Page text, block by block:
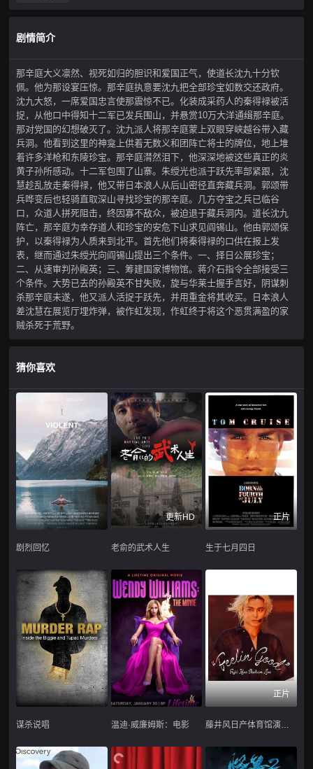
剧情简介
那辛庭大义凛然、视死如归的胆识和爱国正气，使道长沈九十分钦
佩。他为那设宴压惊。那辛庭执意要沈九把全部珍宝如数交还政府。
沈九大怒，一席爱国忠言使那震惊不已。化装成采药人的秦得禄被活
捉，从他口中得知十二军已发兵围山，并悬赏10万大洋通缉那辛庭。
那对党国的幻想破灭了。沈九派人将那辛庭蒙上双眼穿峡越谷带入藏
兵洞。他看到这里的神龛上供着无数义和团阵亡将士的牌位，地上堆
着许多洋枪和东陵珍宝。那辛庭潸然泪下，他深深地被这些真正的炎
黄子孙所感动。十二军包围了山寨。朱绶光也派于跃先率部紧跟，沈
慧趁乱放走秦得禄，他又带日本浪人从后山密径直奔藏兵洞。郭颂带
兵哗变后也轻骑直取深山寻找珍宝的那辛庭。几方夺宝之兵已临谷
口，众道人拼死阻击，终因寡不敌众，被迫退于藏兵洞内。道长沈九
阵亡，那辛庭为幸存道人和珍宝的安危下山求见阎锡山。他由郭颂保
护，以秦得禄为人质来到北平。首先他们将秦得禄的口供在报上发
表，继而通过朱绶光向阎锡山提出三个条件。一、择日公展珍宝；
二、从速审判孙殿英；三、筹建国家博物馆。蒋介石指令全部接受三
个条件。大势已去的孙殿英不甘失败，旋与华莱士握手言好，阴谋刺
杀那辛庭未遂，他又派人活捉于跃先，并用重金将其收买。日本浪人
差沈慧在展览厅埋炸弹，被作虹发现，作虹终于将这个恶贯满盈的家
贼杀死于荒野。
猜你喜欢
剧烈回忆
更新HD
老俞的武术人生
正片
生于七月四日
谋杀说唱 温迪·威廉姆斯：电影
正片
藤井风日产体育馆演唱会 ''Feelin' Good''